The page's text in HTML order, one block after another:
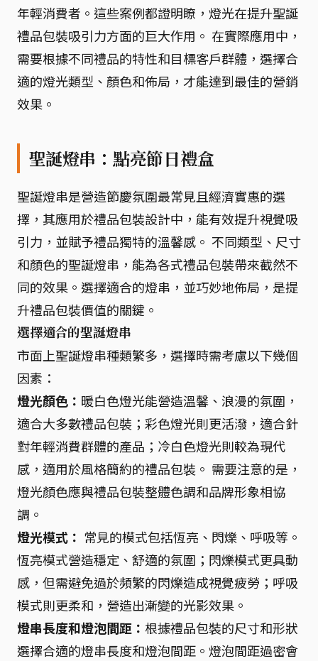
年輕消費者。這些案例都證明瞭，燈光在提升聖誕
禮品包裝吸引力方面的巨大作用。 在實際應用中，
需要根據不同禮品的特性和目標客戶群體，選擇合
適的燈光類型、顏色和佈局，才能達到最佳的營銷
效果。
聖誕燈串：點亮節日禮盒
聖誕燈串是營造節慶氛圍最常見且經濟實惠的選
擇，其應用於禮品包裝設計中，能有效提升視覺吸
引力，並賦予禮品獨特的溫馨感。 不同類型、尺寸
和顏色的聖誕燈串，能為各式禮品包裝帶來截然不
同的效果。選擇適合的燈串，並巧妙地佈局，是提
升禮品包裝價值的關鍵。
選擇適合的聖誕燈串
市面上聖誕燈串種類繁多，選擇時需考慮以下幾個
因素：
燈光顏色： 暖白色燈光能營造溫馨、浪漫的氛圍，
適合大多數禮品包裝；彩色燈光則更活潑，適合針
對年輕消費群體的產品；冷白色燈光則較為現代
感，適用於風格簡約的禮品包裝。 需要注意的是，
燈光顏色應與禮品包裝整體色調和品牌形象相協
調。
燈光模式： 常見的模式包括恆亮、閃爍、呼吸等。
恆亮模式營造穩定、舒適的氛圍；閃爍模式更具動
感，但需避免過於頻繁的閃爍造成視覺疲勞；呼吸
模式則更柔和，營造出漸變的光影效果。
燈串長度和燈泡間距： 根據禮品包裝的尺寸和形狀
選擇合適的燈串長度和燈泡間距。燈泡間距過密會